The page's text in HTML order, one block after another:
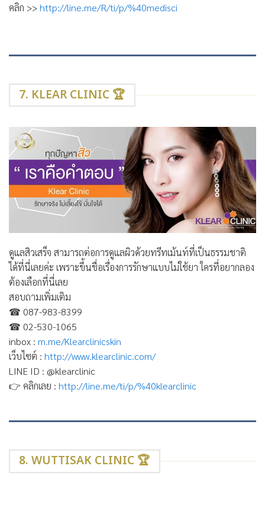
คลิก >>http://line.me/R/ti/p/%40medisci
7. KLEAR CLINIC 🏆
ดูแลสิวเสร็จ สามารถต่อการดูแลผิวด้วยทรีทเม้นท์ที่เป็นธรรมชาติ
ได้ที่นี่เลยค่ะ เพราะขึ้นชื่อเรื่องการรักษาแบบไม่ใช้ยา ใครที่อยากลอง
ต้องเลือกที่นี่เลย
สอบถามเพิ่มเติม
☎ 087-983-8399
☎ 02-530-1065
inbox : m.me/Klearclinicskin
เว็บไซต์ : http://www.klearclinic.com/
LINE ID : @klearclinic
👉 คลิกเลย : http://line.me/ti/p/%40klearclinic
8. WUTTISAK CLINIC 🏆